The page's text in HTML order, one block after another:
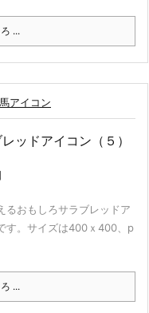
...
アイコン
ッドアイコン（５）
るおもしろサラブレッドア
す。サイズは400ｘ400、p
...